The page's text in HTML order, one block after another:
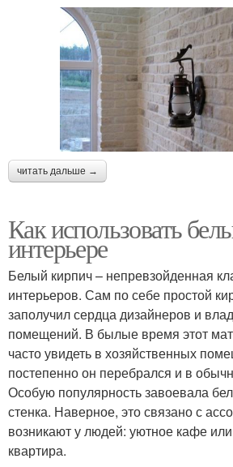
читать дальше →
Как использовать
интерьере
Белый кирпич – непревзойденная
интерьеров. Сам по себе простой
заполучил сердца дизайнеров и
помещений. В былые время этот
часто увидеть в хозяйственных
постепенно он перебрался и в
Особую популярность завоевала
стенка. Наверное, это связано с
возникают у людей: уютное кафе
квартира.